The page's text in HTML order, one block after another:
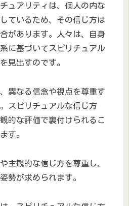
ュアリティは、個人の内な
ているため、その信じ方は
があります。人々は、自身
に基づいてスピリチュアル
見出すのです。
異なる信念や視点を尊重す
スピリチュアルな信じ方
的な評価で裏付けられるこ
す。
主観的な信じ方を尊重し、
勢が求められます。